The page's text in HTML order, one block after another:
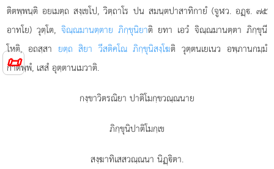
📜
ติตพฺพนฺติ อยเมตฺถ สงฺเขโป, วิตฺถาโร ปน สมนฺตปาสาทิกายํ (จูฬว. อฏฺ. ๗๕
อาทโย) วุตฺโต, จิณฺณมานตฺตาย ภิกฺขุนิยาติ ยทา เอวํ จิณฺณมานตฺตา ภิกฺขุนี
โหติ, อถสฺสา ยตฺถ สิยา วีสติคโณ ภิกฺขุนิสงฺโฆติ วุตฺตนเยเนว อพฺภานกมฺมํ
กาตพฺพํ, เสสํ อุตฺตานเมวาติ.
กงฺขาวิตรณิยา ปาติโมกฺขวณฺณนาย
ภิกฺขุนิปาติโมกฺเข
สงฺฆาทิเสสวณฺณนา นิฏฺิตา.